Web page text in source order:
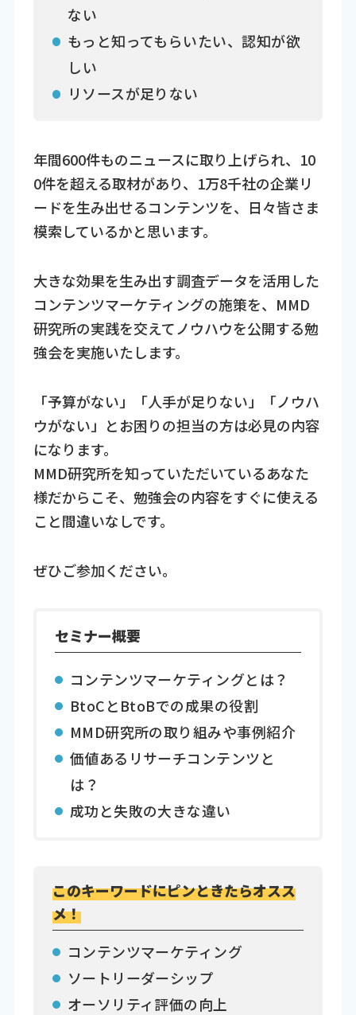
ない
もっと知ってもらいたい、認知が欲
しい
リソースが足りない
年間600件ものニュースに取り上げられ、10
0件を超える取材があり、1万8千社の企業リ
ードを生み出せるコンテンツを、日々皆さま
模索しているかと思います。
大きな効果を生み出す調査データを活用した
コンテンツマーケティングの施策を、MMD
研究所の実践を交えてノウハウを公開する勉
強会を実施いたします。
「予算がない」「人手が足りない」「ノウハ
ウがない」とお困りの担当の方は必見の内容
になります。
MMD研究所を知っていただいているあなた
様だからこそ、勉強会の内容をすぐに使える
こと間違いなしです。
ぜひご参加ください。
セミナー概要
コンテンツマーケティングとは？
BtoCとBtoBでの成果の役割
MMD研究所の取り組みや事例紹介
価値あるリサーチコンテンツと
は？
成功と失敗の大きな違い
このキーワードにピンときたらオスス
メ！
コンテンツマーケティング
ソートリーダーシップ
オーソリティ評価の向上